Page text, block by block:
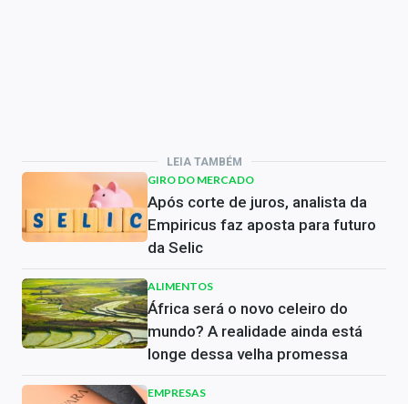
LEIA TAMBÉM
GIRO DO MERCADO
Após corte de juros, analista da
Empiricus faz aposta para futuro
da Selic
ALIMENTOS
África será o novo celeiro do
mundo? A realidade ainda está
longe dessa velha promessa
EMPRESAS